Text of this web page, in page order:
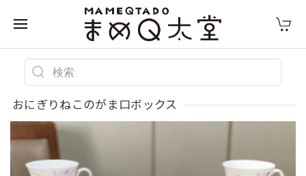
おにぎりねこのがま口ボックス